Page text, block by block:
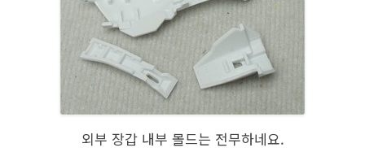
외부 장갑 내부 몰드는 전무하네요.